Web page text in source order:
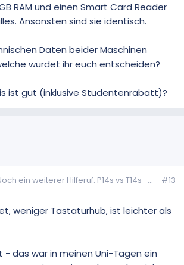
RAM und einen Smart Card Reader
Ansonsten sind sie identisch.
Daten beider Maschinen
würdet ihr euch entscheiden?
ist gut (inklusive Studentenrabatt)?
ein weiterer Hilferuf: P14s vs T14s -... #13
weniger Tastaturhub, ist leichter als
- das war in meinen Uni-Tagen ein